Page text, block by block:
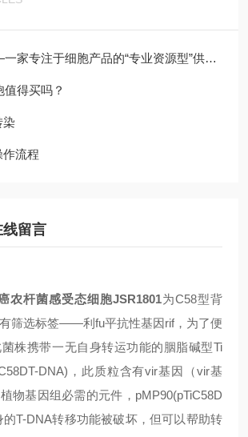
专注于细胞产品的“专业资源型”供应商
得买吗？
染
流程
线留言
农杆菌感受态细胞JSR1801为C58型背
筛选标签——利fu平抗性基因rif ，为了便
株携带一无自身转运功能的胭脂碱型Ti
DNA) ，此质粒含有vir基因（vir基
物基因组必需的元件， pMP90(pTiC58D
的T-DNA转移功能被破坏，但可以帮助转